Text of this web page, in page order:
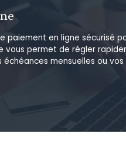
paiement en ligne sécurisé
vous permet de régler
mensuelles ou vos